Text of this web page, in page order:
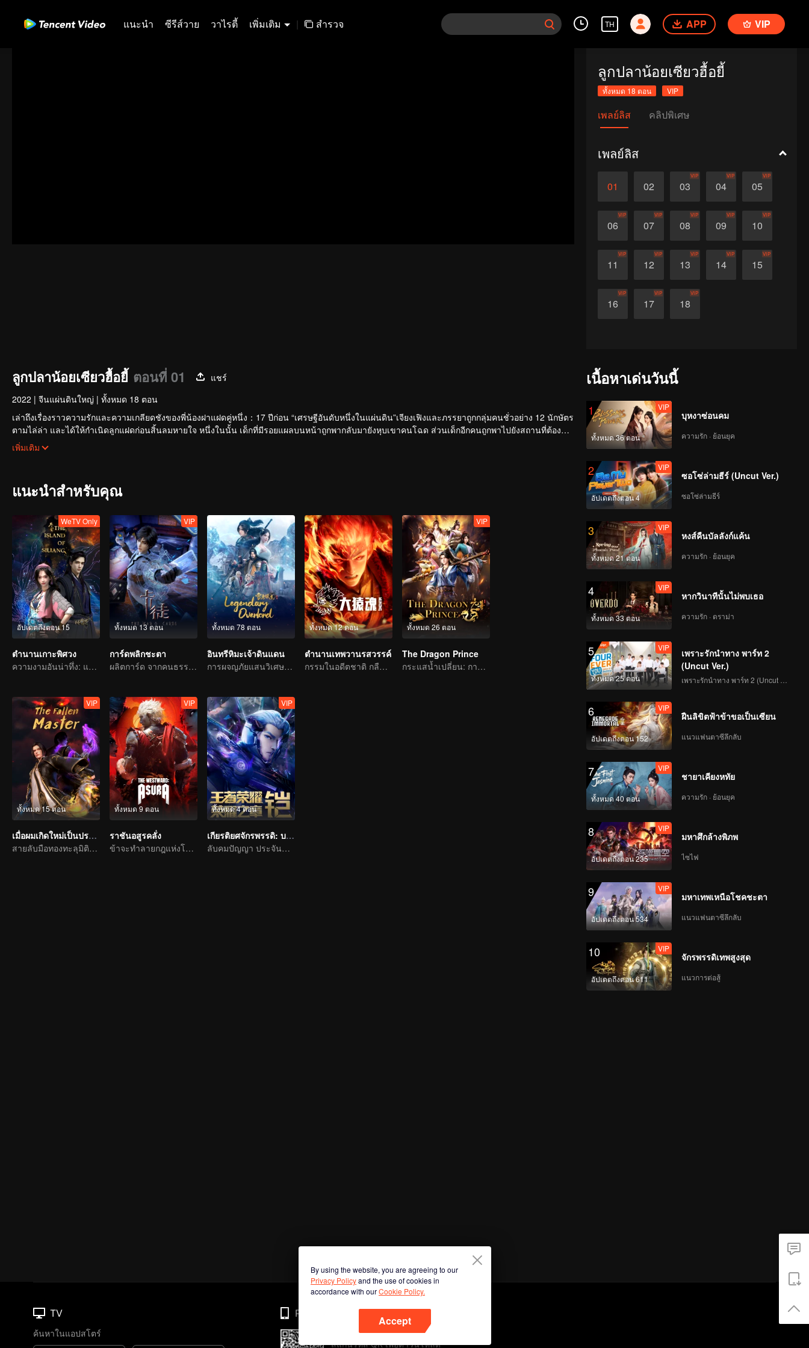
แนะนำ ซีรีส์วาย วาไรตี้ เพิ่มเติม | สำรวจ TH APP VIP
ลูกปลาน้อยเซียวฮื้อยี้
ทั้งหมด 18 ตอน VIP
เพลย์ลิส คลิปพิเศษ
เพลย์ลิส
01 02 03
VIP
04
VIP
05
VIP
06
VIP
07
VIP
08
VIP
09
VIP
10
VIP
11
VIP
12
VIP
13
VIP
14
VIP
15
VIP
16
VIP
17
VIP
18
VIP
ลูกปลาน้อยเซียวฮื้อยี้ ตอนที่ 01
แชร์
2022 | จีนแผ่นดินใหญ่ | ทั้งหมด 18 ตอน
เล่าถึงเรื่องราวความรักและความเกลียดชังของพี่น้องฝาแฝดคู่หนึ่ง：17 ปีก่อน “เศรษฐีอันดับหนึ่งในแผ่นดิน”เจียงเฟิงและภรรยาถูกกลุ่มคนชั่วอย่าง 12 นักษัตร
ตามไล่ล่า และได้ให้กำเนิดลูกแฝดก่อนสิ้นลมหายใจ หนึ่งในนั้น เด็กที่มีรอยแผลบนหน้าถูกพากลับมายังหุบเขาคนโฉด ส่วนเด็กอีกคนถูกพาไปยังสถานที่ต้อง
ห้ามของบู๊ลิ้มอย่างวังบุปผา หลายปีต่อมา เด็กหนุ่มหน้าบากเจียงเสี่ยวอวี๋ถูกเลี้ยงดูโดยคนโฉดแห่งหุบเขาคนโฉดจนเติบใหญ่ ตั้งมั่นกลายเป็น“คนโฉดอันดับ
เมื่อกงล้อแห่งโชคชะตาขับเคลื่อน ยุทธภพแห่งความบาดหมางแต่ก็ไม่สามารถตัดรอนสายสัมพันธ์ของพวกเขาพี่น้องก็ได้เริ่มเปิดฉาก...
เพิ่มเติม
แนะนำสำหรับคุณ
อัปเดตถึงตอน 15
WeTV Only
ตำนานเกาะพิศวง
ความงามอันน่าทึ่ง: แฟนตาซีโบราณ 3D
ทั้งหมด 13 ตอน
VIP
การ์ดพลิกชะตา
ผลิตการ์ด จากคนธรรมดาสู่วีรบุรุษ
ทั้งหมด 78 ตอน
อินทรีหิมะเจ้าดินแดน
การผจญภัยแสนวิเศษและอุปสรรคของเด็กหนุ่มเริ่มต้นขึ้นอีกครั้ง
ทั้งหมด 12 ตอน
ตำนานเทพวานรสวรรค์
กรรมในอดีตชาติ กลืนสวรรค์ให้แหลกสลาย
ทั้งหมด 26 ตอน
VIP
The Dragon Prince
กระแสน้ำเปลี่ยน: การผจญภัยของนักเขียนหนุ่ม
ทั้งหมด 15 ตอน
VIP
เมื่อผมเกิดใหม่เป็นปรมาจารย์
สายลับมือทองทะลุมิติตะลุยจิ่วฮวง
ทั้งหมด 9 ตอน
VIP
ราชันอสูรคลั่ง
ข้าจะทำลายกฎแห่งโชคชะตาเอง!
ทั้งหมด 4 ตอน
VIP
เกียรติยศจักรพรรดิ: บทแห่งเกียรติยศ ภาคสวรรค์ลิขิต
ลับคมปัญญา ประจันชะตา
เนื้อหาเด่นวันนี้
1
ทั้งหมด 36 ตอน
VIP
บุหงาซ่อนคม
ความรัก · ย้อนยุค
2
อัปเดตถึงตอน 4
VIP
ซอโซ่ล่ามธีร์ (Uncut Ver.)
ซอโซ่ล่ามธีร์
3
ทั้งหมด 21 ตอน
VIP
หงส์คืนบัลลังก์แค้น
ความรัก · ย้อนยุค
4
ทั้งหมด 33 ตอน
VIP
หากวินาทีนั้นไม่พบเธอ
ความรัก · ดราม่า
5
ทั้งหมด 25 ตอน
VIP
เพราะรักนำทาง พาร์ท 2
(Uncut Ver.)
6
อัปเดตถึงตอน 152
VIP
ฝืนลิขิตฟ้าข้าขอเป็นเซียน
แนวแฟนตาซีลึกลับ
7
ทั้งหมด 40 ตอน
VIP
ชายาเคียงหทัย
ความรัก · ย้อนยุค
8
อัปเดตถึงตอน 235
VIP
มหาศึกล้างพิภพ
ไซไฟ
9
อัปเดตถึงตอน 534
VIP
มหาเทพเหนือโชคชะตา
แนวแฟนตาซีลึกลับ
10
อัปเดตถึงตอน 611
VIP
จักรพรรดิเทพสูงสุด
แนวการต่อสู้
By using the website, you are agreeing to our
Privacy Policyand the use of cookies in
accordance with ourCookie Policy.
Accept
TV
ค้นหาในแอปสโตร์
Phone
สแกนรหัส QR เพื่อดาวน์โหลด